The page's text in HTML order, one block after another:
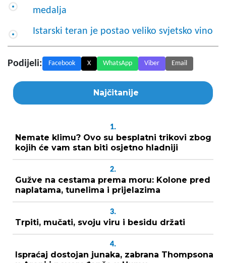
medalja
Istarski teran je postao veliko svjetsko vino
Podijeli: Facebook X WhatsApp Viber Email
Najčitanije
1.
Nemate klimu? Ovo su besplatni trikovi zbog
kojih će vam stan biti osjetno hladniji
2.
Gužve na cestama prema moru: Kolone pred
naplatama, tunelima i prijelazima
3.
Trpiti, mučati, svoju viru i besidu držati
4.
Ispraćaj dostojan junaka, zabrana Thompsona